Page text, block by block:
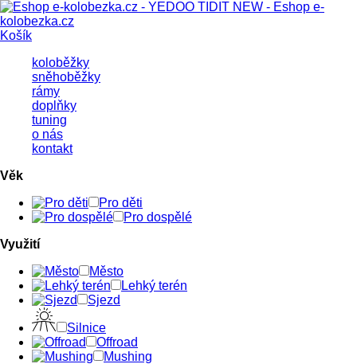
Košík
koloběžky
sněhoběžky
rámy
doplňky
tuning
o nás
kontakt
Věk
Pro děti
Pro dospělé
Využití
Město
Lehký terén
Sjezd
Silnice
Offroad
Mushing